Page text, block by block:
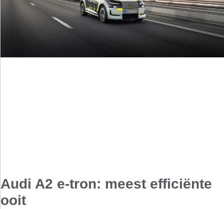
Audi A2 e-tron: meest efficiënte
ooit